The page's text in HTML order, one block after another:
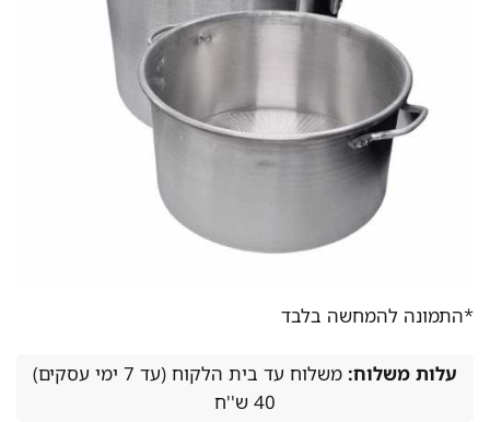
*התמונה להמחשה בלבד
עלות משלוח:
משלוח עד בית הלקוח (עד 7 ימי עסקים)
40 ש''ח